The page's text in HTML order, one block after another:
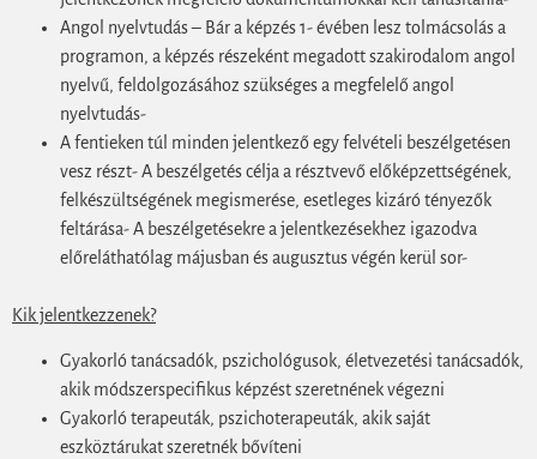
Angol nyelvtudás – Bár a képzés 1- évében lesz tolmácsolás a
programon, a képzés részeként megadott szakirodalom angol
nyelvű, feldolgozásához szükséges a megfelelő angol
nyelvtudás-
A fentieken túl minden jelentkező egy felvételi beszélgetésen
vesz részt- A beszélgetés célja a résztvevő előképzettségének,
felkészültségének megismerése, esetleges kizáró tényezők
feltárása- A beszélgetésekre a jelentkezésekhez igazodva
előreláthatólag májusban és augusztus végén kerül sor-
Kik jelentkezzenek?
Gyakorló tanácsadók, pszichológusok, életvezetési tanácsadók,
akik módszerspecifikus képzést szeretnének végezni
Gyakorló terapeuták, pszichoterapeuták, akik saját
eszköztárukat szeretnék bővíteni